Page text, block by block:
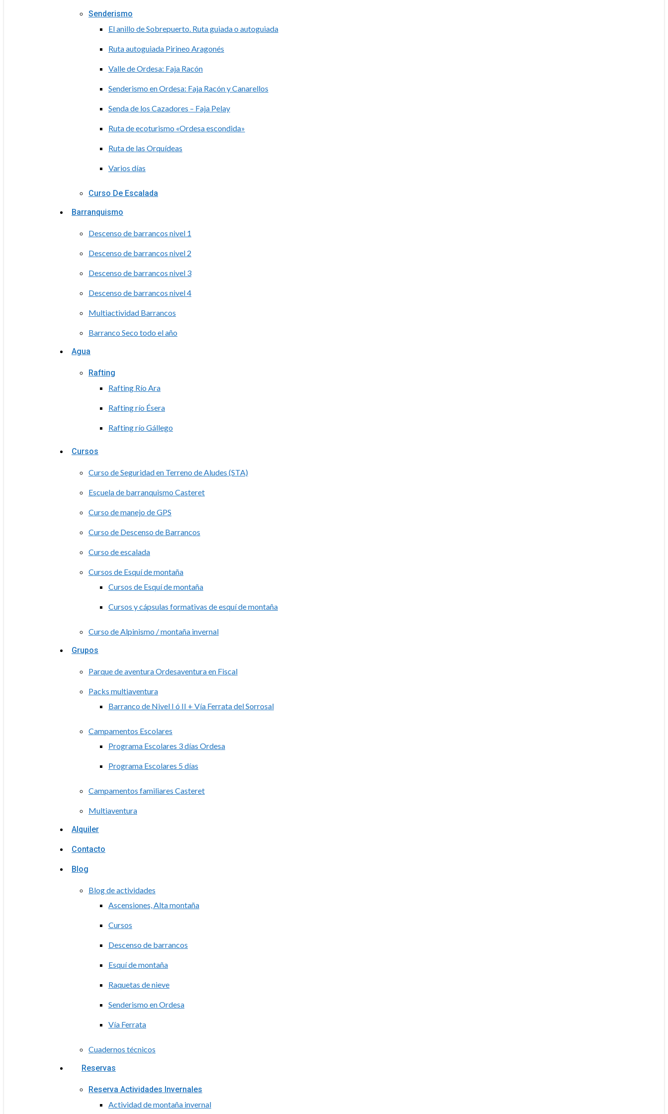
Senderismo
El anillo de Sobrepuerto. Ruta guiada o autoguiada
Ruta autoguiada Pirineo Aragonés
Valle de Ordesa: Faja Racón
Senderismo en Ordesa: Faja Racón y Canarellos
Senda de los Cazadores – Faja Pelay
Ruta de ecoturismo «Ordesa escondida»
Ruta de las Orquídeas
Varios días
Curso De Escalada
Barranquismo
Descenso de barrancos nivel 1
Descenso de barrancos nivel 2
Descenso de barrancos nivel 3
Descenso de barrancos nivel 4
Multiactividad Barrancos
Barranco Seco todo el año
Agua
Rafting
Rafting Río Ara
Rafting río Ésera
Rafting río Gállego
Cursos
Curso de Seguridad en Terreno de Aludes (STA)
Escuela de barranquismo Casteret
Curso de manejo de GPS
Curso de Descenso de Barrancos
Curso de escalada
Cursos de Esquí de montaña
Cursos de Esquí de montaña
Cursos y cápsulas formativas de esquí de montaña
Curso de Alpinismo / montaña invernal
Grupos
Parque de aventura Ordesaventura en Fiscal
Packs multiaventura
Barranco de Nivel I ó II + Vía Ferrata del Sorrosal
Campamentos Escolares
Programa Escolares 3 días Ordesa
Programa Escolares 5 días
Campamentos familiares Casteret
Multiaventura
Alquiler
Contacto
Blog
Blog de actividades
Ascensiones, Alta montaña
Cursos
Descenso de barrancos
Esquí de montaña
Raquetas de nieve
Senderismo en Ordesa
Vía Ferrata
Cuadernos técnicos
Reservas
Reserva Actividades Invernales
Actividad de montaña invernal